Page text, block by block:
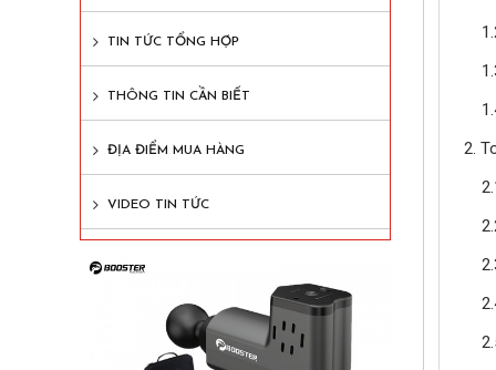
TIN TỨC TỔNG HỢP
THÔNG TIN CẦN BIẾT
ĐỊA ĐIỂM MUA HÀNG
VIDEO TIN TỨC
2.